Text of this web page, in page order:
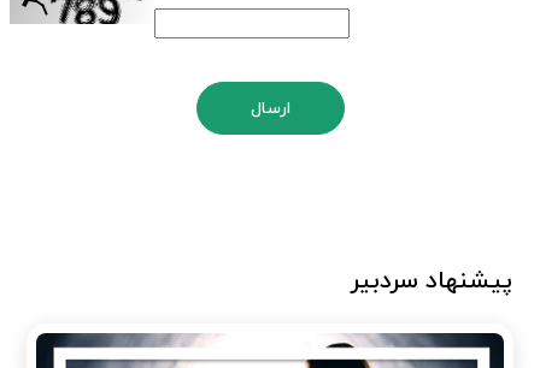
ارسال
پیشنهاد سردبیر